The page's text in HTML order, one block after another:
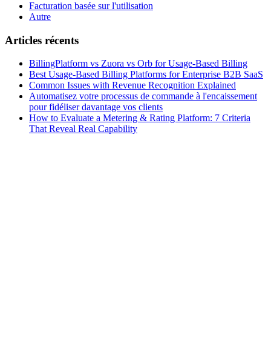
Facturation basée sur l'utilisation
Autre
Articles récents
BillingPlatform vs Zuora vs Orb for Usage-Based Billing
Best Usage-Based Billing Platforms for Enterprise B2B SaaS
Common Issues with Revenue Recognition Explained
Automatisez votre processus de commande à l'encaissement
pour fidéliser davantage vos clients
How to Evaluate a Metering & Rating Platform: 7 Criteria
That Reveal Real Capability